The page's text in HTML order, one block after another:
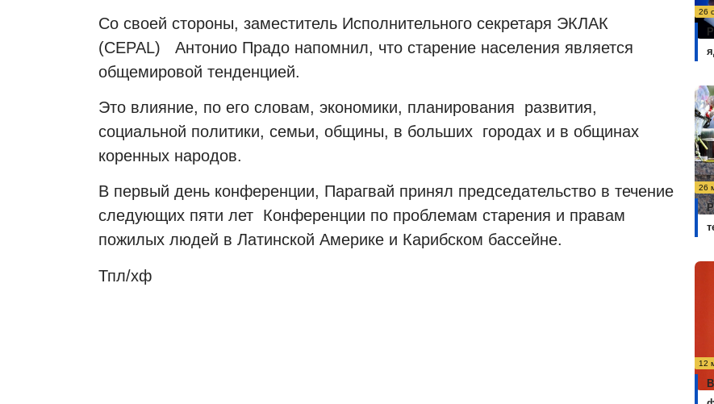
Со своей стороны, заместитель Исполнительного секретаря ЭКЛАК
(CEPAL) Антонио Прадо напомнил, что старение населения является
общемировой тенденцией.
Это влияние, по его словам, экономики, планирования развития,
социальной политики, семьи, общины, в больших городах и в общинах
коренных народов.
В первый день конференции, Парагвай принял председательство в течение
следующих пяти лет Конференции по проблемам старения и правам
пожилых людей в Латинской Америке и Карибском бассейне.
Тпл/хф
26
26
12